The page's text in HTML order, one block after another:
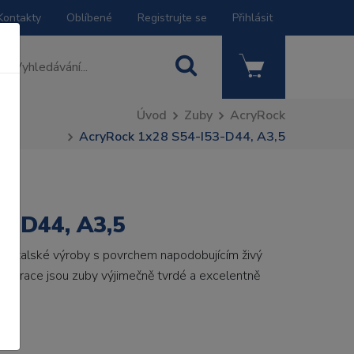
Oblíbené Registrujte se Přihlásit
Úvod Zuby
AcryRock
AcryRock 1x28 S54-I53-D44, A3,5
D44, A3,5
italské výroby s povrchem napodobujícím živý
jsou zuby výjimečně tvrdé a excelentně